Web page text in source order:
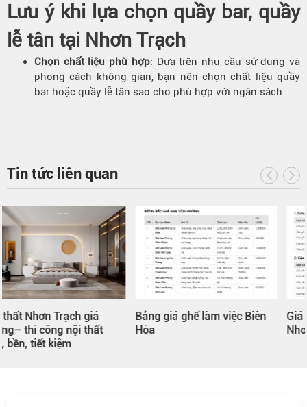
Lưu ý khi lựa chọn quầy bar, quầy
lễ tân tại Nhơn Trạch
Chọn chất liệu phù hợp: Dựa trên nhu cầu sử dụng và
phong cách không gian, bạn nên chọn chất liệu quầy
bar hoặc quầy lễ tân sao cho phù hợp với ngân sách
Tin tức liên quan
Bảng giá ghế làm việc Biên
Hòa
Giá cửa gỗ công nghiệp